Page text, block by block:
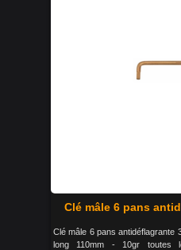
Clé mâle 6 pans
Clé mâle 6 pans antidéflagrante
long 110mm - 10gr toutes